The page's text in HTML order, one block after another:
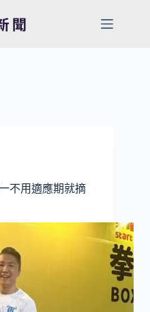
不用適應期就摘